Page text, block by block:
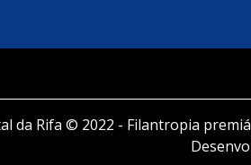
da Rifa © 2022 - Filantropia